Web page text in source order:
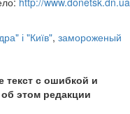
і "Київ", замороженый
с ошибкой и
этом редакции